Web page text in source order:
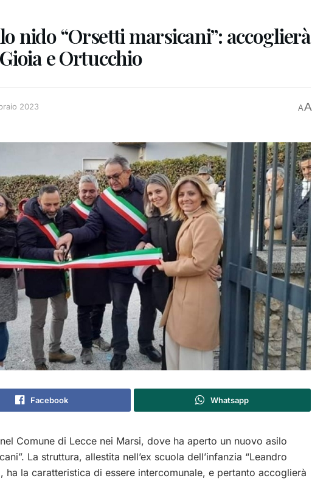
nido “Orsetti marsicani”: accoglierà
e Ortucchio
2023 AA
Facebook Whatsapp
Comune di Lecce nei Marsi, dove ha aperto un nuovo asilo
La struttura, allestita nell’ex scuola dell’infanzia “Leandro
ha la caratteristica di essere intercomunale, e pertanto accoglierà